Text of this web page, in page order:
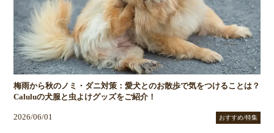
梅雨から秋のノミ・ダニ対策：愛犬とのお散歩で気をつけることは？
Caluluの犬服と虫よけグッズをご紹介！
2026/06/01 おすすめ/特集